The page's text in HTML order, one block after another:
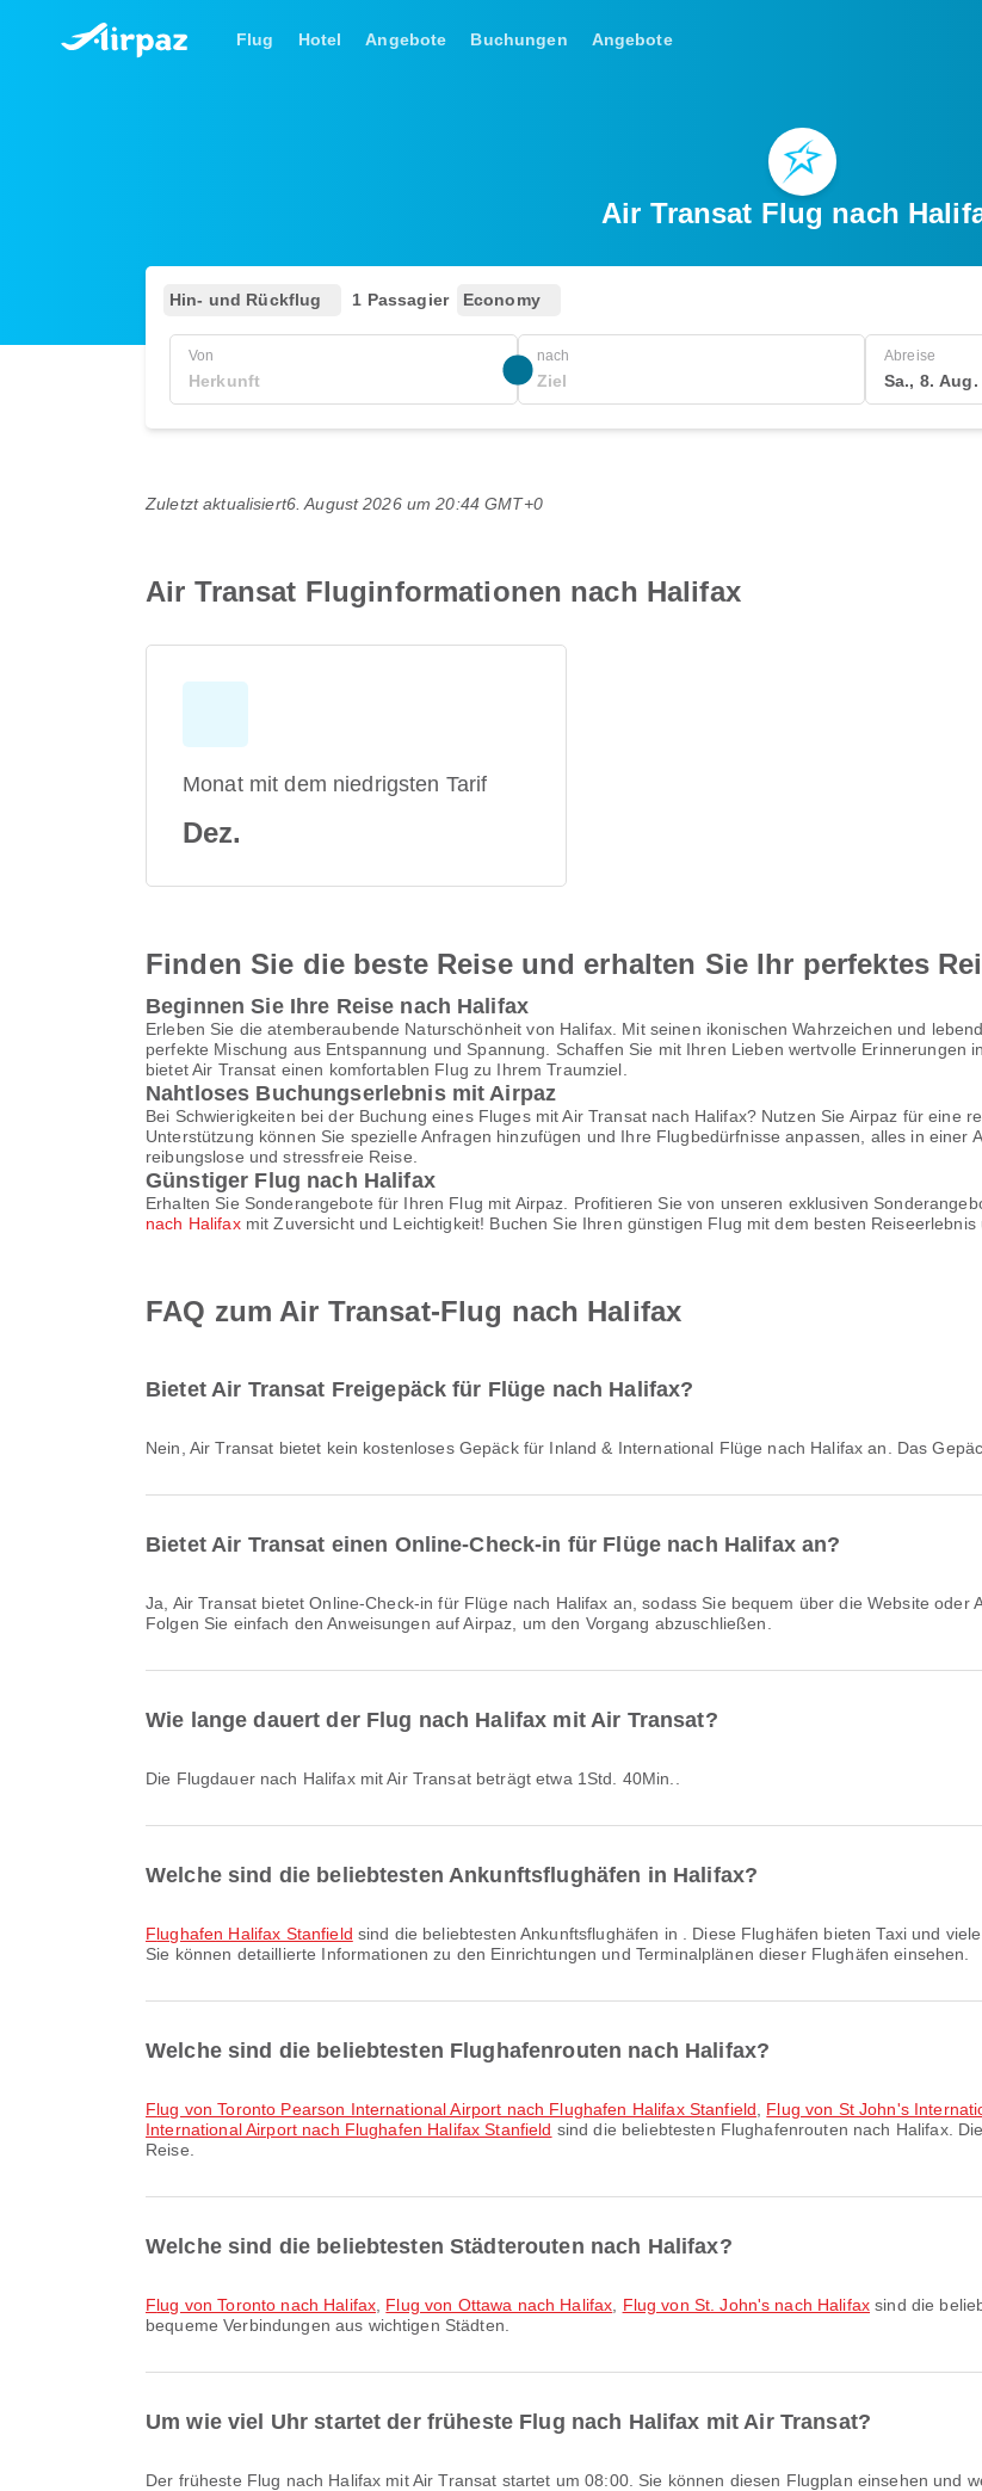
Flug Hotel Angebote Buchungen Angebote
Air Transat Flug nach
Hin- und Rückflug 1 Passagier Economy
Von nach Abreise
Sa., 8. Aug.
Zuletzt aktualisiert6. August 2026 um 20:44 GMT+0
Air Transat Fluginformationen nach Halifax
Monat mit dem niedrigsten Tarif
Dez.
Finden Sie die beste Reise und erhalten Sie Ihr perfektes
Beginnen Sie Ihre Reise nach Halifax
Erleben Sie die atemberaubende Naturschönheit von Halifax. Mit seinen ikonischen Wahrzeichen und
perfekte Mischung aus Entspannung und Spannung. Schaffen Sie mit Ihren Lieben wertvolle Erinnerungen
bietet Air Transat einen komfortablen Flug zu Ihrem Traumziel.
Nahtloses Buchungserlebnis mit Airpaz
Bei Schwierigkeiten bei der Buchung eines Fluges mit Air Transat nach Halifax? Nutzen Sie Airpaz für eine
Unterstützung können Sie spezielle Anfragen hinzufügen und Ihre Flugbedürfnisse anpassen, alles in
reibungslose und stressfreie Reise.
Günstiger Flug nach Halifax
Erhalten Sie Sonderangebote für Ihren Flug mit Airpaz. Profitieren Sie von unseren exklusiven
nach Halifaxmit Zuversicht und Leichtigkeit! Buchen Sie Ihren günstigen Flug mit dem besten Reiseerlebnis
FAQ zum Air Transat-Flug nach Halifax
Bietet Air Transat Freigepäck für Flüge nach Halifax?
Nein, Air Transat bietet kein kostenloses Gepäck für Inland & International Flüge nach Halifax an. Das
Bietet Air Transat einen Online-Check-in für Flüge nach Halifax an?
Ja, Air Transat bietet Online-Check-in für Flüge nach Halifax an, sodass Sie bequem über die Website oder App der Fluggesellschaft für Ihren Flug einchecken können.
Folgen Sie einfach den Anweisungen auf Airpaz, um den Vorgang abzuschließen.
Wie lange dauert der Flug nach Halifax mit Air Transat?
Die Flugdauer nach Halifax mit Air Transat beträgt etwa 1Std. 40Min..
Welche sind die beliebtesten Ankunftsflughäfen in Halifax?
Flughafen Halifax Stanfield sind die beliebtesten Ankunftsflughäfen in . Diese Flughäfen bieten Taxi und
Sie können detaillierte Informationen zu den Einrichtungen und Terminalplänen dieser Flughäfen einsehen.
Welche sind die beliebtesten Flughafenrouten nach Halifax?
Flug von Toronto Pearson International Airport nach Flughafen Halifax Stanfield Flug von St John's
International Airport nach Flughafen Halifax Stanfield sind die beliebtesten Flughafenrouten nach Halifax.
Reise.
Welche sind die beliebtesten Städterouten nach Halifax?
Flug von Toronto nach Halifax Flug von Ottawa nach Halifax Flug von St. John's nach Halifax sind die
bequeme Verbindungen aus wichtigen Städten.
Um wie viel Uhr startet der früheste Flug nach Halifax mit Air Transat?
Der früheste Flug nach Halifax mit Air Transat startet um 08:00. Sie können diesen Flugplan einsehen und